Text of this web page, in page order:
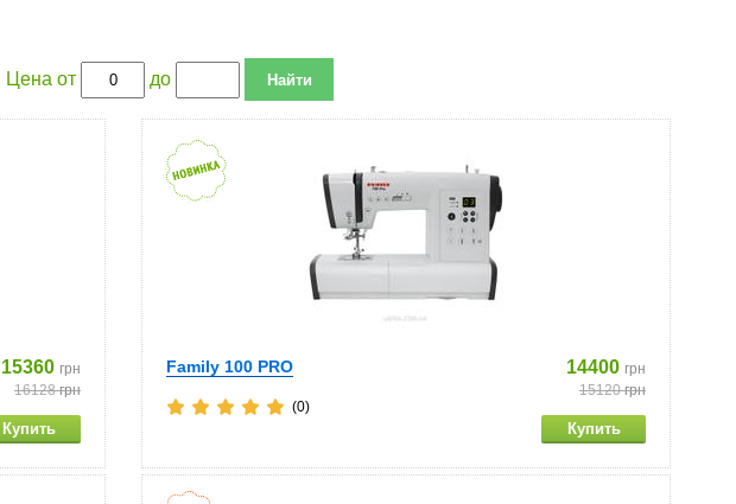
Цена от до
15360 грн
16128грн
Family 100 PRO 14400 грн
15120грн
(0)